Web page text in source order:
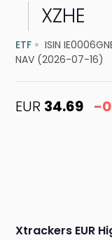
XZHE
ETF ISIN
NAV (2026-07-16)
EUR 34.69 -
Xtrackers EUR